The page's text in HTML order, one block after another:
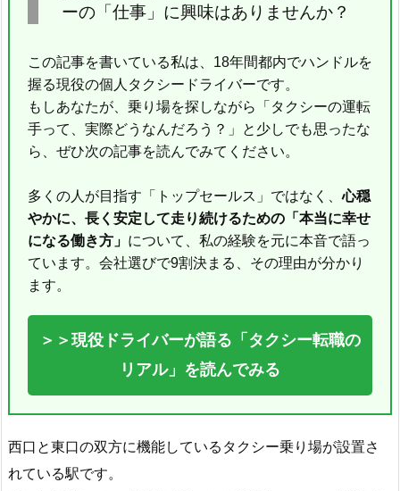
ーの「仕事」に興味はありませんか？
この記事を書いている私は、18年間都内でハンドルを
握る現役の個人タクシードライバーです。
もしあなたが、乗り場を探しながら「タクシーの運転
手って、実際どうなんだろう？」と少しでも思ったな
ら、ぜひ次の記事を読んでみてください。
多くの人が目指す「トップセールス」ではなく、心穏
やかに、長く安定して走り続けるための「本当に幸せ
になる働き方」 について、私の経験を元に本音で語っ
ています。会社選びで9割決まる、その理由が分かり
ます。
＞＞現役ドライバーが語る「タクシー転職の
リアル」を読んでみる
西口と東口の双方に機能しているタクシー乗り場が設置さ
れている駅です。